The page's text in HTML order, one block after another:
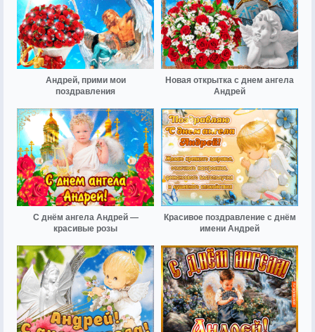
Андрей, прими мои
поздравления
Новая открытка с днем ангела
Андрей
С днём ангела Андрей —
красивые розы
Красивое поздравление с днём
имени Андрей